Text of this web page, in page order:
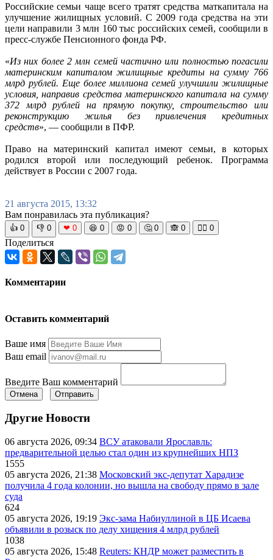
Российские семьи чаще всего тратят средства маткапитала на
улучшение жилищных условий. С 2009 года средства на эти
цели направили 3 млн 160 тыс российских семей, сообщили в
пресс-службе Пенсионного фонда РФ.
«Из них более 2 млн семей частично или полностью погасили
материнским капиталом жилищные кредиты на сумму 766
млрд рублей. Еще более миллиона семей улучшили жилищные
условия, направив средства материнского капитала на сумму
372 млрд рублей на прямую покупку, строительство или
реконструкцию жилья без привлечения кредитных
средств», — сообщили в ПФР.
Право на материнский капитал имеют семьи, в которых
родился второй или последующий ребенок. Программа
действует в России с 2007 года.
21 августа 2015, 13:32
Вам понравилась эта публикация?
👍 0 👎 0 ❤ 0 😆 0 😡 0 🤔 0 🙈 0 🧘‍♀️ 0
Поделиться
Комментарии
Оставить комментарий
Ваше имя
Ваш email
Введите Ваш комментарий
Отмена Отправить
Другие Новости
06 августа 2026, 09:34 ВСУ атаковали Ярославль:
предварительной целью стал один из крупнейших НПЗ
1555
05 августа 2026, 21:38 Московский экс-депутат Харадизе
получила 4 года колонии, но вышла на свободу прямо в зале
суда
624
05 августа 2026, 19:19 Экс-зама Набиуллиной в ЦБ Исаева
объявили в розыск по делу хищения 4 млрд рублей
1038
05 августа 2026, 15:48 Reuters: КНДР может разместить в